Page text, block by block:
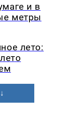
и в
метры
лето: